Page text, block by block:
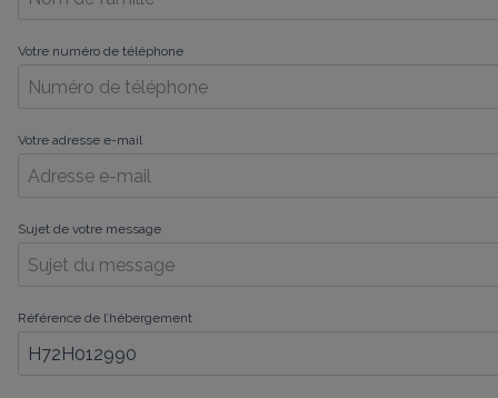
Votre numéro de téléphone
Votre adresse e-mail
Sujet de votre message
Référence de l’hébergement